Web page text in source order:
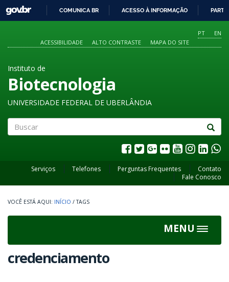
O
CONTEÚDO
GOVBR
COMUNICA BR ACESSO À INFORMAÇÃO
PT
EN
ACESSIBILIDADE
ALTO CONTRASTE MAPA DO SITE
Instituto de
Biotecnologia
UNIVERSIDADE FEDERAL DE UBERLÂNDIA
Serviços Telefones Perguntas Frequentes
Contato
Fale Conosco
INÍCIO / TAGS
MENU
Toggle
credenciamento